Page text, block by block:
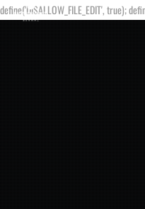
define('DISALLOW_FILE_EDIT', true);